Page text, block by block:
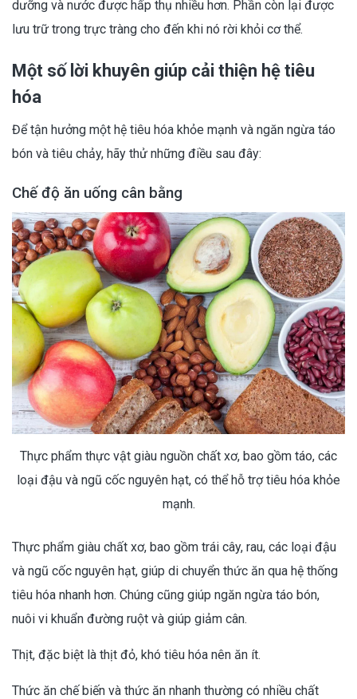
dưỡng và nước được hấp thụ nhiều hơn. Phần còn lại được
lưu trữ trong trực tràng cho đến khi nó rời khỏi cơ thể.
Một số lời khuyên giúp cải thiện hệ tiêu
hóa
Để tận hưởng một hệ tiêu hóa khỏe mạnh và ngăn ngừa táo
bón và tiêu chảy, hãy thử những điều sau đây:
Chế độ ăn uống cân bằng
Thực phẩm thực vật giàu nguồn chất xơ, bao gồm táo, các
loại đậu và ngũ cốc nguyên hạt, có thể hỗ trợ tiêu hóa khỏe
mạnh.
Thực phẩm giàu chất xơ, bao gồm trái cây, rau, các loại đậu
và ngũ cốc nguyên hạt, giúp di chuyển thức ăn qua hệ thống
tiêu hóa nhanh hơn. Chúng cũng giúp ngăn ngừa táo bón,
nuôi vi khuẩn đường ruột và giúp giảm cân.
Thịt, đặc biệt là thịt đỏ, khó tiêu hóa nên ăn ít.
Thức ăn chế biến và thức ăn nhanh thường có nhiều chất